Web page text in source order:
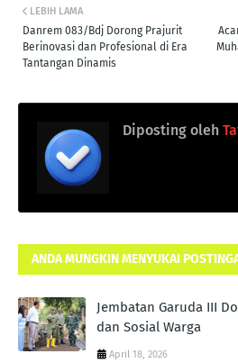
LEBIH LAMA
Danrem 083/Bdj Dorong Prajurit
Berinovasi dan Profesional di Era
Tantangan Dinamis
Diposting oleh
ANDA MUNGKIN MENYUKAI
Jembatan Garuda III
dan Sosial Warga
April 18, 2026